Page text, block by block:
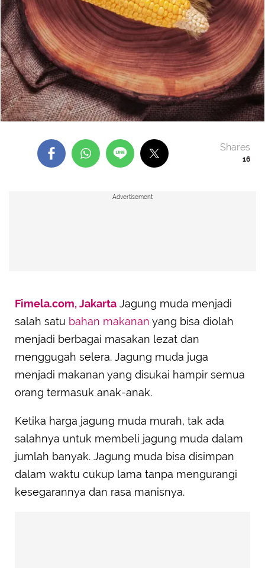
16
Shares
Advertisement
Fimela.com, Jakarta Jagung muda menjadi
salah satu bahan makanan yang bisa diolah
menjadi berbagai masakan lezat dan
menggugah selera. Jagung muda juga
menjadi makanan yang disukai hampir semua
orang termasuk anak-anak.
Ketika harga jagung muda murah, tak ada
salahnya untuk membeli jagung muda dalam
jumlah banyak. Jagung muda bisa disimpan
dalam waktu cukup lama tanpa mengurangi
kesegarannya dan rasa manisnya.